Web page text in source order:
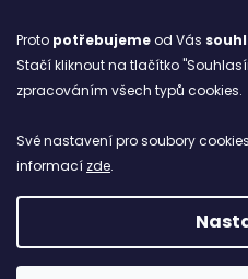
Proto potřebujemeod Vás
Stačí kliknout na tlačítko
zpracováním všech typů cookies.
Své nastavení pro soubory
informací zde.
ARCHIV
Facebook
Copyright 2026NETBOL.